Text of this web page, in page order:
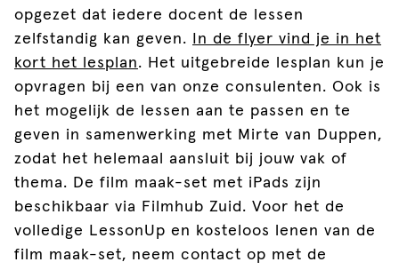
opgezet dat iedere docent de lessen
zelfstandig kan geven.
In de flyer vind je in het
kort het lesplan. Het uitgebreide lesplan kun je
opvragen bij een van onze consulenten. Ook is
het mogelijk de lessen aan te passen en te
geven in samenwerking met Mirte van Duppen,
zodat het helemaal aansluit bij jouw vak of
thema. De film maak-set met iPads zijn
beschikbaar via Filmhub Zuid. Voor het de
volledige LessonUp en kosteloos lenen van de
film maak-set, neem contact op met de